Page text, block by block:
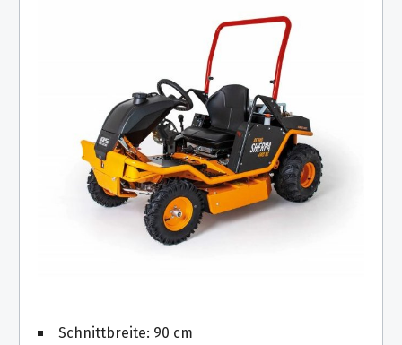
Schnittbreite: 90 cm